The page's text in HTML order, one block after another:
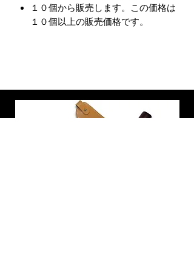
１０個から販売します。この価格は
１０個以上の販売価格です。